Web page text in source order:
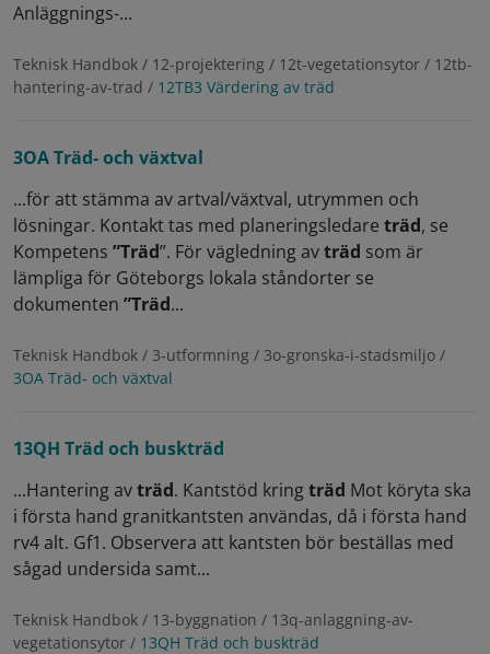
Anläggnings-...
Teknisk Handbok / 12-projektering / 12t-vegetationsytor / 12tb-
hantering-av-trad / 12TB3 Värdering av träd
3OA Träd- och växtval
...för att stämma av artval/växtval, utrymmen och
lösningar. Kontakt tas med planeringsledare träd, se
Kompetens ”Träd”. För vägledning avträd som är
lämpliga för Göteborgs lokala ståndorter se
dokumenten ”Träd...
Teknisk Handbok / 3-utformning / 3o-gronska-i-stadsmiljo /
3OA Träd- och växtval
13QH Träd och buskträd
...Hantering avträd. Kantstöd kringträd Mot köryta ska
i första hand granitkantsten användas, då i första hand
rv4 alt. Gf1. Observera att kantsten bör beställas med
sågad undersida samt...
Teknisk Handbok / 13-byggnation / 13q-anlaggning-av-
vegetationsytor / 13QH Träd och buskträd